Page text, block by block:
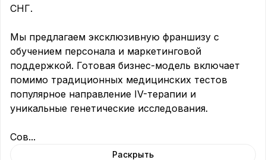
СНГ.
Мы предлагаем эксклюзивную франшизу с
обучением персонала и маркетинговой
поддержкой. Готовая бизнес-модель включает
помимо традиционных медицинских тестов
популярное направление IV-терапии и
уникальные генетические исследования.
Сов...
Раскрыть